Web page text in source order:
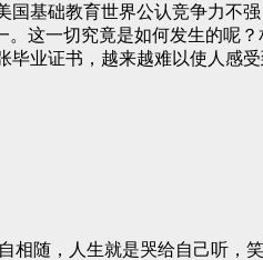
基础教育世界公认竞争力不
这一切究竟是如何发生的呢
业证书，越来越难以使人感
相随，人生就是哭给自己听，